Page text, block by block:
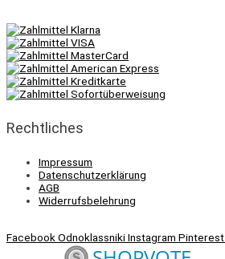
Rechtliches
Impressum
Datenschutzerklärung
AGB
Widerrufsbelehrung
FacebookOdnoklassnikiInstagram Pinterest